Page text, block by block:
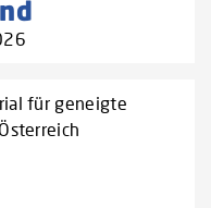
für geneigte